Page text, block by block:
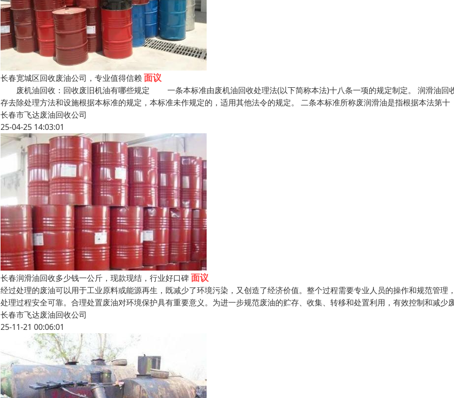
长春宽城区回收废油公司，专业值得信赖 面议
废机油回收：回收废旧机油有哪些规定 一条本标准由废机油回收处理法(以下简称本法)十八条一项的规定制定。 润滑油回
存去除处理方法和设施根据本标准的规定，本标准未作规定的，适用其他法令的规定。 二条本标准所称废润滑油是指根据本法第十
长春市飞达废油回收公司
25-04-25 14:03:01
长春润滑油回收多少钱一公斤，现款现结，行业好口碑面议
经过处理的废油可以用于工业原料或能源再生，既减少了环境污染，又创造了经济价值。整个过程需要专业人员的操作和规范管理
处理过程安全可靠。合理处置废油对环境保护具有重要意义。为进一步规范废油的贮存、收集、转移和处置利用，有效控制和减少
长春市飞达废油回收公司
25-11-21 00:06:01